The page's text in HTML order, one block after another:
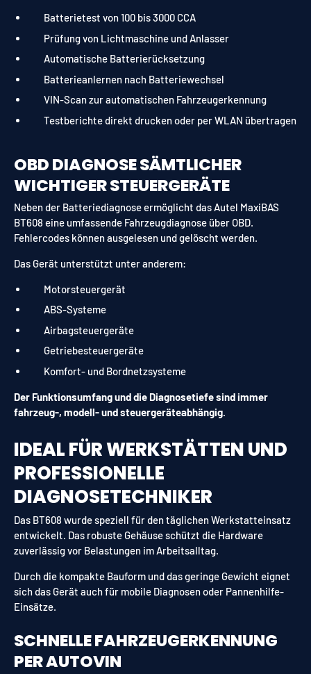
Batterietest von 100 bis 3000 CCA
Prüfung von Lichtmaschine und Anlasser
Automatische Batterierücksetzung
Batterieanlernen nach Batteriewechsel
VIN-Scan zur automatischen Fahrzeugerkennung
Testberichte direkt drucken oder per WLAN übertragen
OBD DIAGNOSE SÄMTLICHER
WICHTIGER STEUERGERÄTE
Neben der Batteriediagnose ermöglicht das Autel MaxiBAS
BT608 eine umfassende Fahrzeugdiagnose über OBD.
Fehlercodes können ausgelesen und gelöscht werden.
Das Gerät unterstützt unter anderem:
Motorsteuergerät
ABS-Systeme
Airbagsteuergeräte
Getriebesteuergeräte
Komfort- und Bordnetzsysteme
Der Funktionsumfang und die Diagnosetiefe sind immer
fahrzeug-, modell- und steuergeräteabhängig.
IDEAL FÜR WERKSTÄTTEN UND
PROFESSIONELLE
DIAGNOSETECHNIKER
Das BT608 wurde speziell für den täglichen Werkstatteinsatz
entwickelt. Das robuste Gehäuse schützt die Hardware
zuverlässig vor Belastungen im Arbeitsalltag.
Durch die kompakte Bauform und das geringe Gewicht eignet
sich das Gerät auch für mobile Diagnosen oder Pannenhilfe-
Einsätze.
SCHNELLE FAHRZEUGERKENNUNG
PER AUTOVIN